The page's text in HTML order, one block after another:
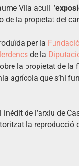
Vila acull l’
de la propietat del
per la
de la
la propietat de
agrícola que s’hi
de l’arxiu de
la reproducció